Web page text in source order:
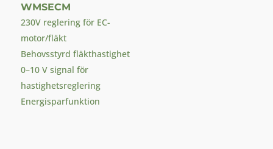
WMSECM
230V reglering för EC-
motor/fläkt
Behovsstyrd fläkthastighet
0–10 V signal för
hastighetsreglering
Energisparfunktion